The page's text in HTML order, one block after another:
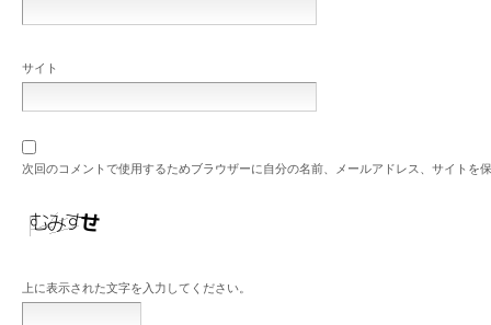
サイト
次回のコメントで使用するためブラウザーに自分の名前、メールアドレス、サイトを
上に表示された文字を入力してください。